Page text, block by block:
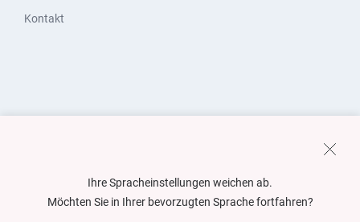
Kontakt
Ihre Spracheinstellungen weichen ab.
Möchten Sie in Ihrer bevorzugten Sprache fortfahren?